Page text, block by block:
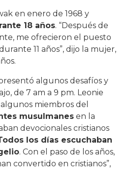
en enero de 1968 y
18 años. “Después de
me ofrecieron el puesto
11 años”, dijo la mujer,
algunos desafíos y
de 7 am a 9 pm. Leonie
miembros del
musulmanes en la
devocionales cristianos
los días escuchaban
. Con el paso de los años,
convertido en cristianos”,